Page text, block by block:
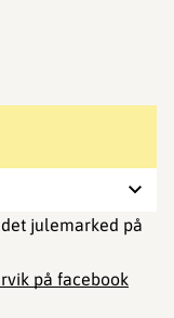
julemarked på
på facebook